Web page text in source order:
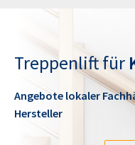
Treppenlift für
Angebote lokaler
Hersteller